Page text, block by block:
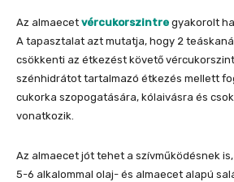
Az almaecet vércukorszintre gyakorolt
A tapasztalat azt mutatja, hogy 2
csökkenti az étkezést követő
szénhidrátot tartalmazó étkezés mellett
cukorka szopogatására, kólaivásra és
vonatkozik.
Az almaecet jót tehet a szívműködésnek
5-6 alkalommal olaj- és almaecet alapú